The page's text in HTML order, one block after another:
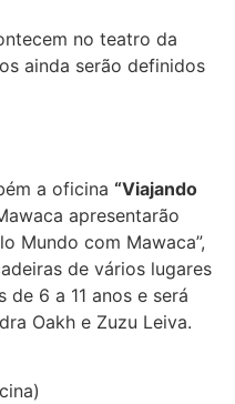
no teatro da
ainda serão definidos
a oficina “Viajando
apresentarão
Mundo com Mawaca”,
de vários lugares
6 a 11 anos e será
Oakh e Zuzu Leiva.